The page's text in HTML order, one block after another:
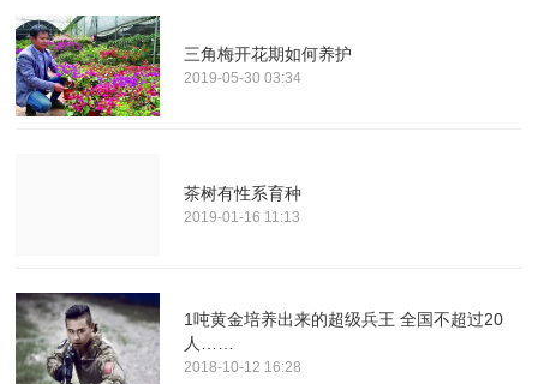
三角梅开花期如何养护
2019-05-30 03:34
茶树有性系育种
2019-01-16 11:13
1吨黄金培养出来的超级兵王 全国不超过20
人……
2018-10-12 16:28